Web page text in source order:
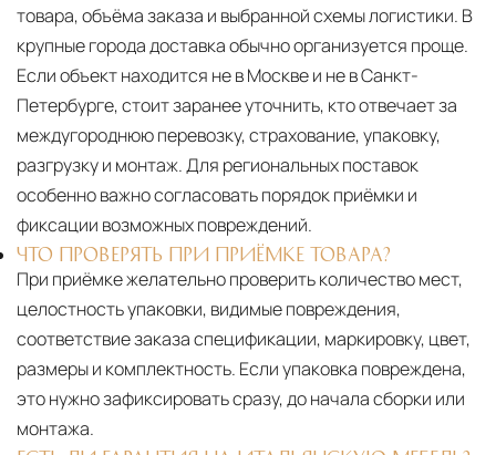
товара, объёма заказа и выбранной схемы логистики. В
крупные города доставка обычно организуется проще.
Если объект находится не в Москве и не в Санкт-
Петербурге, стоит заранее уточнить, кто отвечает за
междугороднюю перевозку, страхование, упаковку,
разгрузку и монтаж. Для региональных поставок
особенно важно согласовать порядок приёмки и
фиксации возможных повреждений.
ЧТО ПРОВЕРЯТЬ ПРИ ПРИЁМКЕ ТОВАРА?
При приёмке желательно проверить количество мест,
целостность упаковки, видимые повреждения,
соответствие заказа спецификации, маркировку, цвет,
размеры и комплектность. Если упаковка повреждена,
это нужно зафиксировать сразу, до начала сборки или
монтажа.